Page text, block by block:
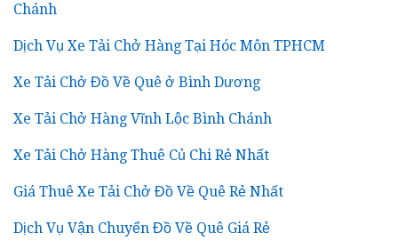
Chánh
Dịch Vụ Xe Tải Chở Hàng Tại Hóc Môn TPHCM
Xe Tải Chở Đồ Về Quê ở Bình Dương
Xe Tải Chở Hàng Vĩnh Lộc Bình Chánh
Xe Tải Chở Hàng Thuê Củ Chi Rẻ Nhất
Giá Thuê Xe Tải Chở Đồ Về Quê Rẻ Nhất
Dịch Vụ Vận Chuyển Đồ Về Quê Giá Rẻ